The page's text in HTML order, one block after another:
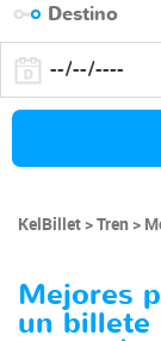
KelBillet Tren
Mejores
un